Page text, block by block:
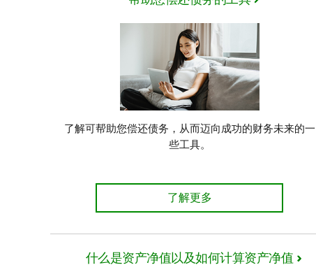
了解可帮助您偿还债务，从而迈向成功的财务未来的一
些工具。
帮助您偿还债务的工具
了解更多
什么是资产净值以及如何计算资产净值